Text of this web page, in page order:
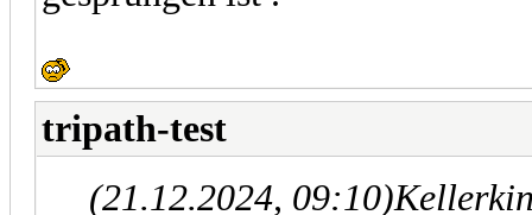
tripath-test
(21.12.2024, 09:10)